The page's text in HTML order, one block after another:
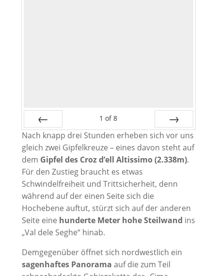
Prev
1 of 8
Next
Nach knapp drei Stunden erheben sich vor uns
gleich zwei Gipfelkreuze – eines davon steht auf
dem Gipfel des Croz d’ell Altissimo (2.338m).
Für den Zustieg braucht es etwas
Schwindelfreiheit und Trittsicherheit, denn
während auf der einen Seite sich die
Hochebene auftut, stürzt sich auf der anderen
Seite eine hunderte Meter hohe Steilwand ins
„Val dele Seghe“ hinab.
Demgegenüber öffnet sich nordwestlich ein
sagenhaftes Panorama auf die zum Teil